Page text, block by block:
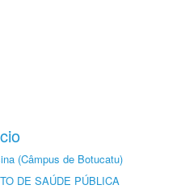
(Câmpus de Botucatu)
DE SAÚDE PÚBLICA